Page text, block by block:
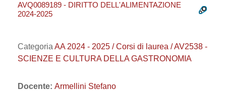
AVQ0089189 - DIRITTO DELL'ALIMENTAZIONE
2024-2025
Categoria AA 2024 - 2025 / Corsi di laurea / AV2538 -
SCIENZE E CULTURA DELLA GASTRONOMIA
Docente: Armellini Stefano